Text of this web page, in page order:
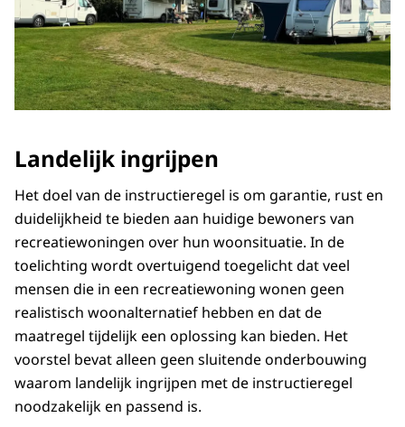
Landelijk ingrijpen
Het doel van de instructieregel is om garantie, rust en
duidelijkheid te bieden aan huidige bewoners van
recreatiewoningen over hun woonsituatie. In de
toelichting wordt overtuigend toegelicht dat veel
mensen die in een recreatiewoning wonen geen
realistisch woonalternatief hebben en dat de
maatregel tijdelijk een oplossing kan bieden. Het
voorstel bevat alleen geen sluitende onderbouwing
waarom landelijk ingrijpen met de instructieregel
noodzakelijk en passend is.